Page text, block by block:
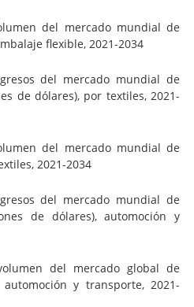
del mercado mundial de
flexible, 2021-2034
del mercado mundial de
de dólares), por textiles, 2021-
del mercado mundial de
2021-2034
del mercado mundial de
de dólares), automoción y
del mercado global de
y transporte, 2021-